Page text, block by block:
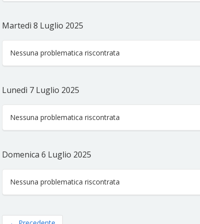
Martedì 8 Luglio 2025
Nessuna problematica riscontrata
Lunedì 7 Luglio 2025
Nessuna problematica riscontrata
Domenica 6 Luglio 2025
Nessuna problematica riscontrata